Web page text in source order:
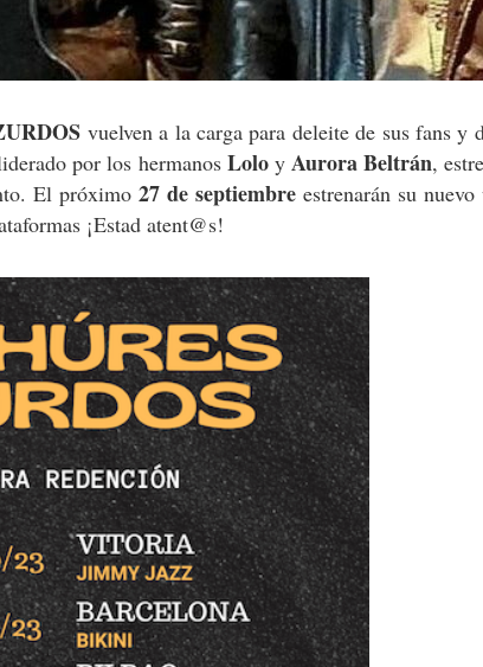
vuelven a la carga para deleite de sus fans y
por los hermanos LoloyAurora Beltrán,
El próximo27 de septiembreestrenarán su
¡Estad atent@s!